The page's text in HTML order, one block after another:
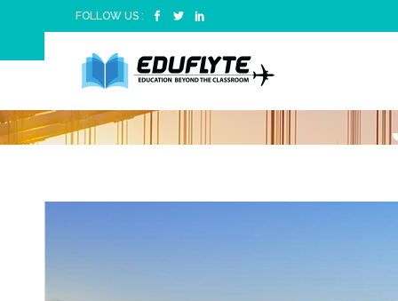
FOLLOW US :